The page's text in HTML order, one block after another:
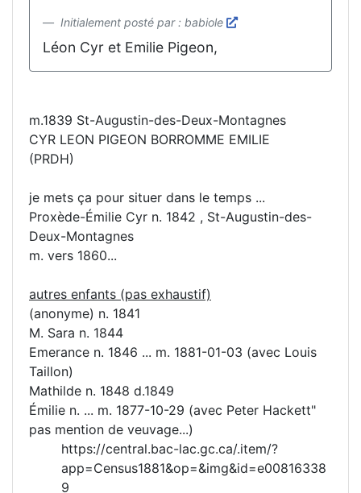
Initialement posté par : babiole
Léon Cyr et Emilie Pigeon,
m.1839 St-Augustin-des-Deux-Montagnes
CYR LEON PIGEON BORROMME EMILIE
(PRDH)
je mets ça pour situer dans le temps ...
Proxède-Émilie Cyr n. 1842 , St-Augustin-des-
Deux-Montagnes
m. vers 1860...
autres enfants (pas exhaustif)
(anonyme) n. 1841
M. Sara n. 1844
Emerance n. 1846 ... m. 1881-01-03 (avec Louis
Taillon)
Mathilde n. 1848 d.1849
Émilie n. ... m. 1877-10-29 (avec Peter Hackett"
pas mention de veuvage...)
https://central.bac-lac.gc.ca/.item/?
app=Census1881&op=&img&id=e00816338
9